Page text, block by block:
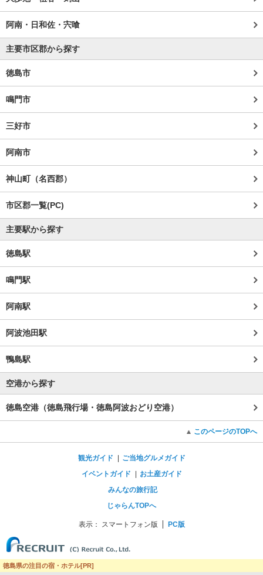
阿南・日和佐・宍喰
主要市区郡から探す
徳島市
鳴門市
三好市
阿南市
神山町（名西郡）
市区郡一覧(PC)
主要駅から探す
徳島駅
鳴門駅
阿南駅
阿波池田駅
鴨島駅
空港から探す
徳島空港（徳島飛行場・徳島阿波おどり空港）
このページのTOPへ
観光ガイド
ご当地グルメガイド
イベントガイド
お土産ガイド
みんなの旅行記
じゃらんTOPへ
表示： スマートフォン版 PC版
徳島県の注目の宿・ホテル[PR]